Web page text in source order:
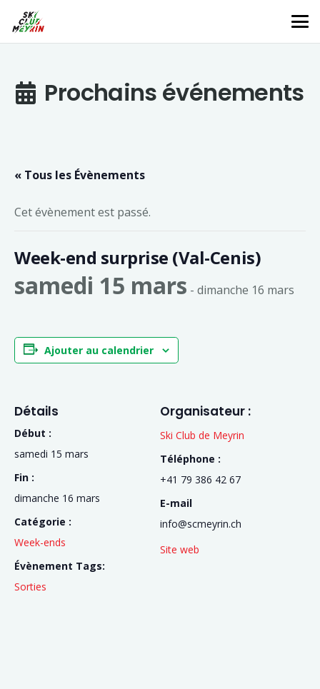
Prochains événements
« Tous les Évènements
Cet évènement est passé.
Week-end surprise (Val-Cenis)
samedi 15 mars - dimanche 16 mars
Ajouter au calendrier
Détails
Début :
samedi 15 mars
Fin :
dimanche 16 mars
Catégorie :
Week-ends
Évènement Tags:
Sorties
Organisateur :
Ski Club de Meyrin
Téléphone :
+41 79 386 42 67
E-mail
info@scmeyrin.ch
Site web